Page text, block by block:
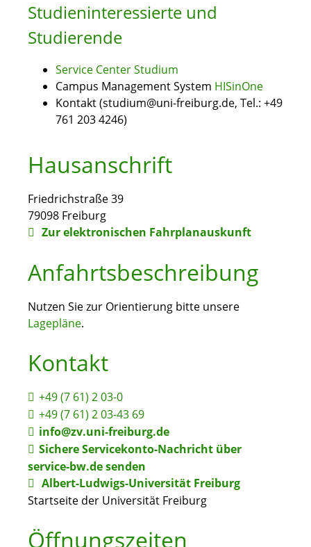
Studieninteressierte und
Studierende
Service Center Studium
Campus Management System HISinOne
Kontakt (studium@uni-freiburg.de, Tel.: +49
761 203 4246)
Hausanschrift
Friedrichstraße 39
79098 Freiburg
Zur elektronischen Fahrplanauskunft
Anfahrtsbeschreibung
Nutzen Sie zur Orientierung bitte unsere
Lagepläne.
Kontakt
+49 (7 61) 2 03-0
+49 (7 61) 2 03-43 69
info@zv.uni-freiburg.de
Sichere Servicekonto-Nachricht über
service-bw.de senden
Albert-Ludwigs-Universität Freiburg
Startseite der Universität Freiburg
Öffnungszeiten